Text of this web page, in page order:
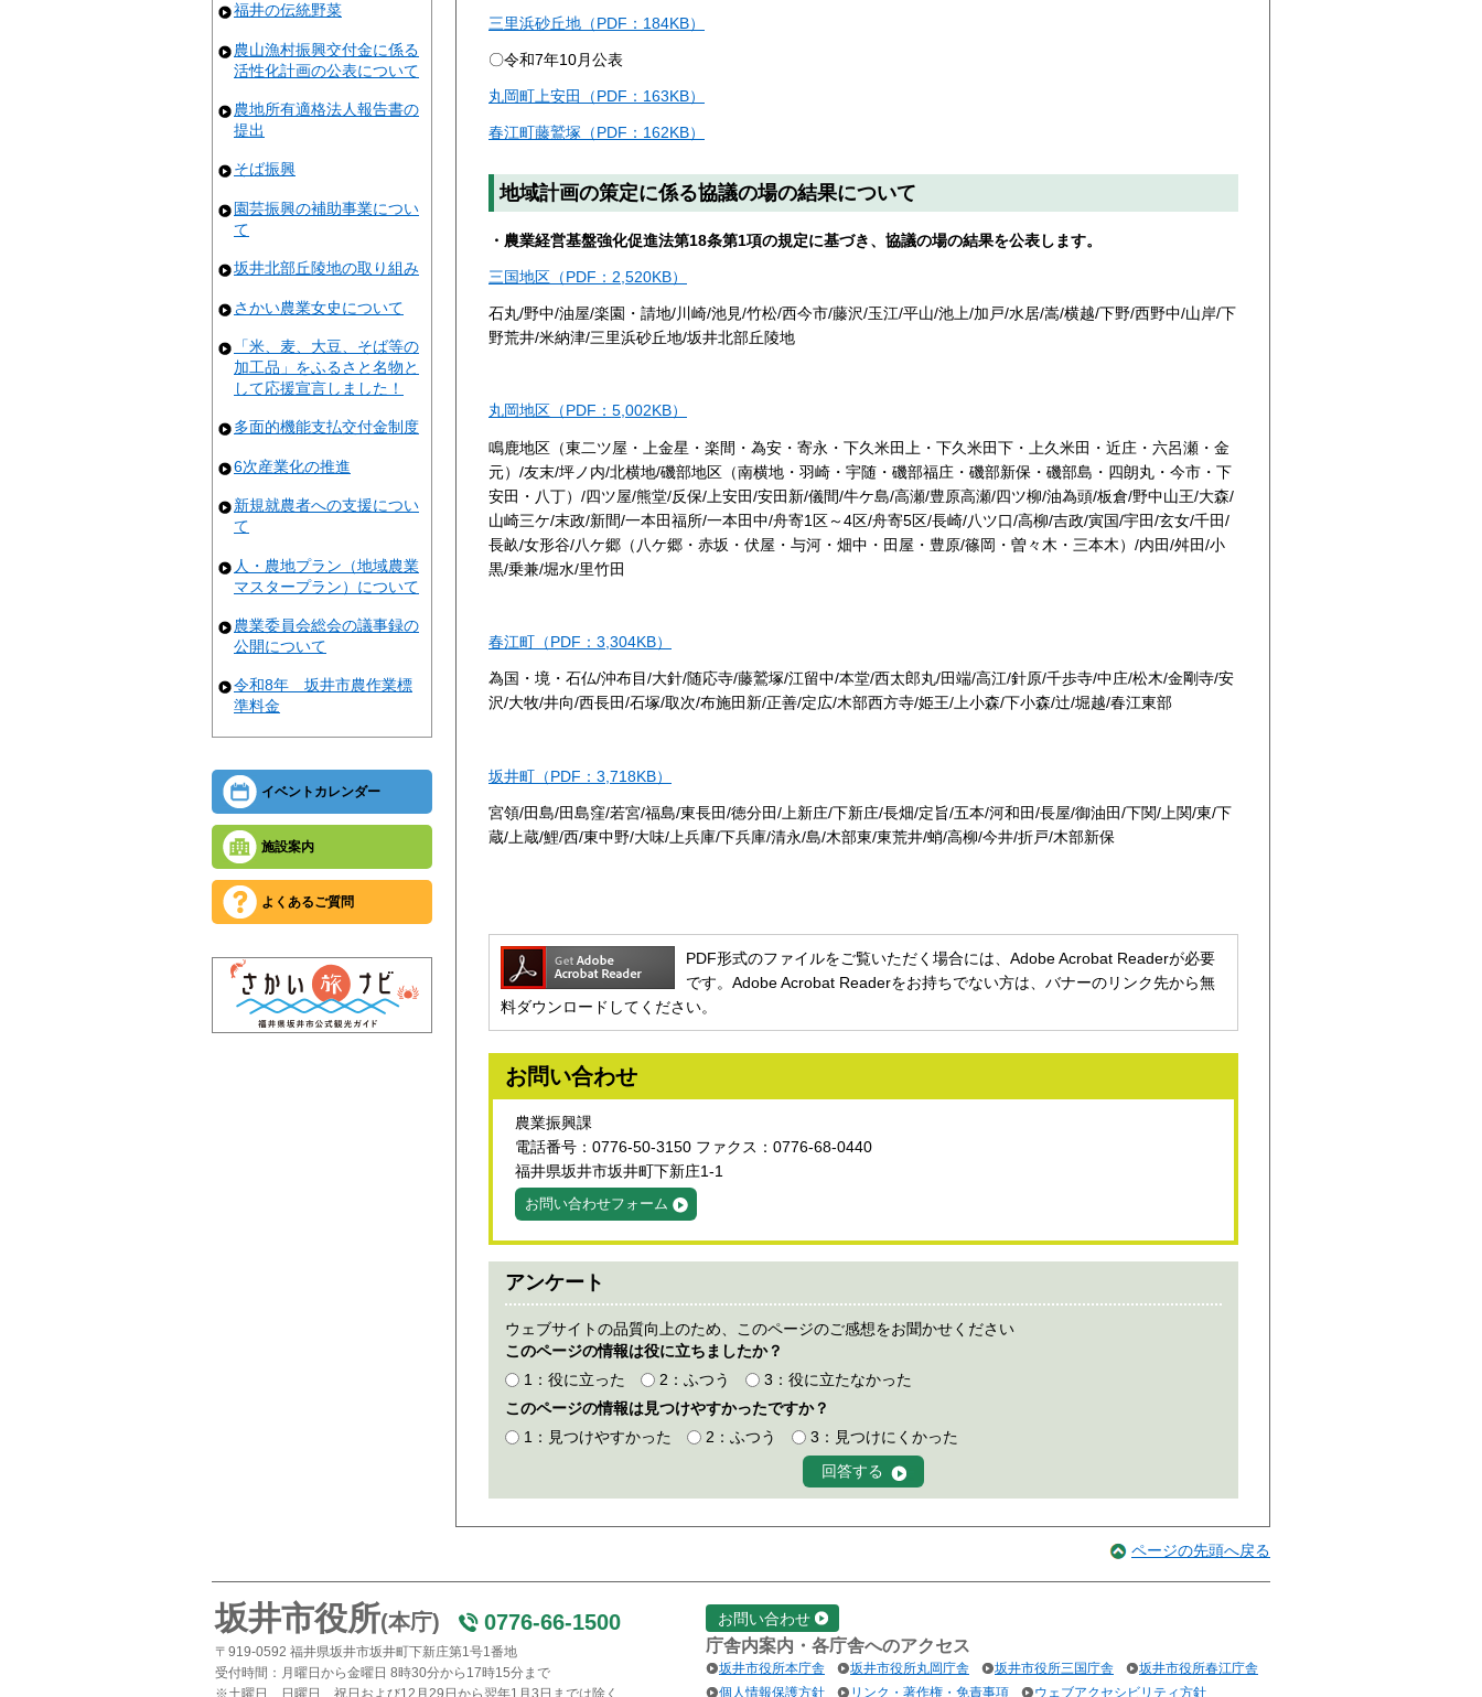
福井の伝統野菜
農山漁村振興交付金に係る
活性化計画の公表について
農地所有適格法人報告書の
提出
そば振興
園芸振興の補助事業につい
て
坂井北部丘陵地の取り組み
さかい農業女史について
「米、麦、大豆、そば等の
加工品」をふるさと名物と
して応援宣言しました！
多面的機能支払交付金制度
6次産業化の推進
新規就農者への支援につい
て
人・農地プラン（地域農業
マスタープラン）について
農業委員会総会の議事録の
公開について
令和8年 坂井市農作業標
準料金
イベントカレンダー
施設案内
よくあるご質問
三里浜砂丘地（PDF：184KB）
〇令和7年10月公表
丸岡町上安田（PDF：163KB）
春江町藤鷲塚（PDF：162KB）
地域計画の策定に係る協議の場の結果について
・農業経営基盤強化促進法第18条第1項の規定に基づき、協議の場の結果を公表します。
三国地区（PDF：2,520KB）
石丸/野中/油屋/楽園・請地/川崎/池見/竹松/西今市/藤沢/玉江/平山/池上/加戸/水居/嵩/横越/下野/西野中/山岸/下
野荒井/米納津/三里浜砂丘地/坂井北部丘陵地
丸岡地区（PDF：5,002KB）
鳴鹿地区（東二ツ屋・上金星・楽間・為安・寄永・下久米田上・下久米田下・上久米田・近庄・六呂瀬・金
元）/友末/坪ノ内/北横地/磯部地区（南横地・羽崎・宇随・磯部福庄・磯部新保・磯部島・四朗丸・今市・下
安田・八丁）/四ツ屋/熊堂/反保/上安田/安田新/儀間/牛ケ島/高瀬/豊原高瀬/四ツ柳/油為頭/板倉/野中山王/大森/
山崎三ケ/末政/新間/一本田福所/一本田中/舟寄1区～4区/舟寄5区/長崎/八ツ口/高柳/吉政/寅国/宇田/玄女/千田/
長畝/女形谷/八ケ郷（八ケ郷・赤坂・伏屋・与河・畑中・田屋・豊原/篠岡・曽々木・三本木）/内田/舛田/小
黒/乗兼/堀水/里竹田
春江町（PDF：3,304KB）
為国・境・石仏/沖布目/大針/随応寺/藤鷲塚/江留中/本堂/西太郎丸/田端/高江/針原/千歩寺/中庄/松木/金剛寺/安
沢/大牧/井向/西長田/石塚/取次/布施田新/正善/定広/木部西方寺/姫王/上小森/下小森/辻/堀越/春江東部
坂井町（PDF：3,718KB）
宮領/田島/田島窪/若宮/福島/東長田/徳分田/上新庄/下新庄/長畑/定旨/五本/河和田/長屋/御油田/下関/上関/東/下
蔵/上蔵/鯉/西/東中野/大味/上兵庫/下兵庫/清永/島/木部東/東荒井/蛸/高柳/今井/折戸/木部新保
PDF形式のファイルをご覧いただく場合には、Adobe Acrobat Readerが必要
です。Adobe Acrobat Readerをお持ちでない方は、バナーのリンク先から無
料ダウンロードしてください。
お問い合わせ
農業振興課
電話番号：0776-50-3150 ファクス：0776-68-0440
福井県坂井市坂井町下新庄1-1
お問い合わせフォーム
アンケート
ウェブサイトの品質向上のため、このページのご感想をお聞かせください
このページの情報は役に立ちましたか？
1：役に立った
2：ふつう
3：役に立たなかった
このページの情報は見つけやすかったですか？
1：見つけやすかった
2：ふつう 3：見つけにくかった
ページの先頭へ戻る
坂井市役所(本庁) 0776-66-1500
〒919-0592 福井県坂井市坂井町下新庄第1号1番地
受付時間：月曜日から金曜日 8時30分から17時15分まで
※土曜日、日曜日、祝日および12月29日から翌年1月3日までは除く
お問い合わせ
庁舎内案内・各庁舎へのアクセス
坂井市役所本庁舎 坂井市役所丸岡庁舎 坂井市役所三国庁舎
坂井市役所春江庁舎
個人情報保護方針
リンク・著作権・免責事項 ウェブアクセシビリティ方針